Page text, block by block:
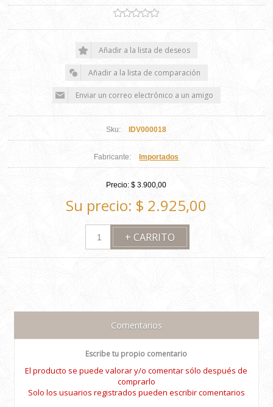
Sku: IDV000018
Fabricante: Importados
Precio: $ 3.900,00
Su precio: $ 2.925,00
Comentarios
Escribe tu propio comentario
El producto se puede valorar y/o comentar sólo después de
comprarlo
Solo los usuarios registrados pueden escribir comentarios